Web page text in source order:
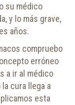
su médico
y lo más grave,
años.
compruebo
erróneo
a ir al médico
cura llega a
esta